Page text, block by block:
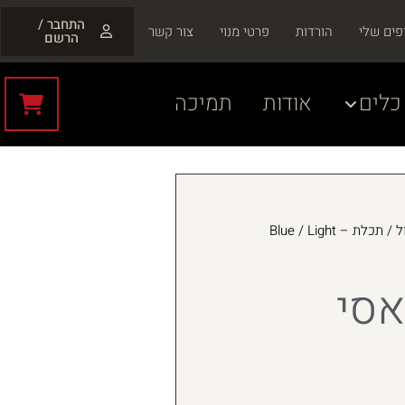
שלי הורדות פרטי מנוי צור קשר התחבר /
הרשם
אודות תמיכה
כחול / תכלת – Blue / Light